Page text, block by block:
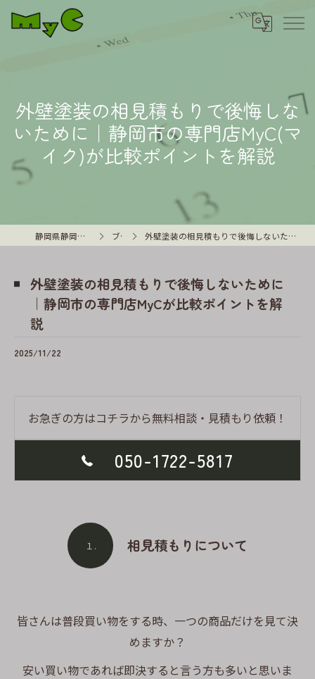
外壁塗装の相見積もりで後悔しな
いために｜静岡市の専門店MyC(マ
イク)が比較ポイントを解説
静岡県静岡市の外壁塗装はMyC ブログ 外壁塗装の相見積もりで後悔しないために｜静岡市の専門店MyCが比較ポイントを解説
外壁塗装の相見積もりで後悔しないために
｜静岡市の専門店MyCが比較ポイントを解
説
2025/11/22
お急ぎの方はコチラから無料相談・見積もり依頼！
050-1722-5817
相見積もりについて
１.
皆さんは普段買い物をする時、一つの商品だけを見て決
めますか？
安い買い物であれば即決すると言う方も多いと思いま